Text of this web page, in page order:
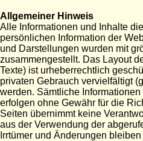
Allgemeiner Hinweis
Alle Informationen und Inhalte
persönlichen Information der
und Darstellungen wurden mit
zusammengestellt. Das Layout
Texte) ist urheberrechtlich
privaten Gebrauch vervielfältigt
werden. Sämtliche
erfolgen ohne Gewähr für die
Seiten übernimmt keine
aus der Verwendung der
Irrtümer und Änderungen